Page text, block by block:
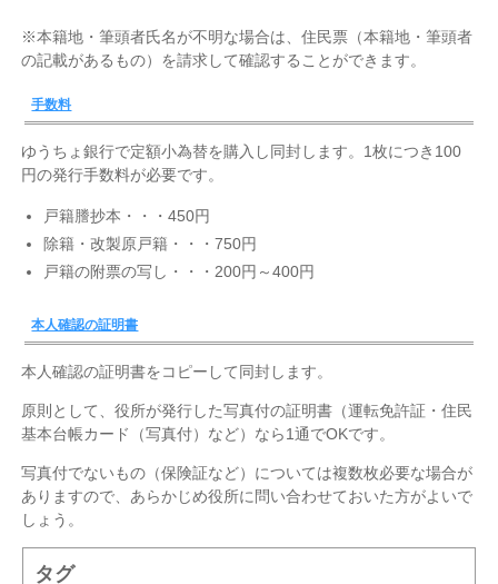
※本籍地・筆頭者氏名が不明な場合は、住民票（本籍地・筆頭者
の記載があるもの）を請求して確認することができます。
手数料
ゆうちょ銀行で定額小為替を購入し同封します。1枚につき100
円の発行手数料が必要です。
戸籍謄抄本・・・450円
除籍・改製原戸籍・・・750円
戸籍の附票の写し・・・200円～400円
本人確認の証明書
本人確認の証明書をコピーして同封します。
原則として、役所が発行した写真付の証明書（運転免許証・住民
基本台帳カード（写真付）など）なら1通でOKです。
写真付でないもの（保険証など）については複数枚必要な場合が
ありますので、あらかじめ役所に問い合わせておいた方がよいで
しょう。
タグ